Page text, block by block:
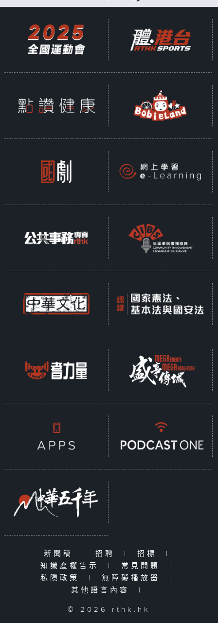
新聞稿 | 招聘 | 招標
|
知識產權告示
| 常見問題
|
私隱政策
| 無障礙播放器
|
其他語言內容
|
© 2026 rthk.hk